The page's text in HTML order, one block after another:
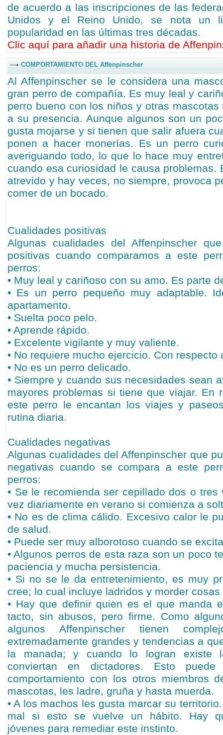
de acuerdo a las inscripciones de las
Unidos y el Reino Unido, se nota un
popularidad en las últimas tres décadas.
Clic aquí para añadir una historia de
COMPORTAMIENTO DEL Affenpinscher
Al Affenpinscher se le considera una
gran perro de compañía. Es muy leal y
perro bueno con los niños y otras
a su presencia. Aunque algunos son un
gusta mojarse y si tienen que salir afuera
ponen a hacer monerías. Es un perro
averiguando todo, lo que lo hace muy
cuando esa curiosidad le causa problemas.
atrevido y hay veces, no siempre, provoca
comer de un bocado.
Cualidades positivas
Algunas cualidades del Affenpinscher
positivas cuando comparamos a este
perros:
• Muy leal y cariñoso con su amo. Es parte
• Es un perro pequeño muy adaptable.
apartamento.
• Suelta poco pelo.
• Aprende rápido.
• Excelente vigilante y muy valiente.
• No requiere mucho ejercicio. Con respecto
• No es un perro delicado.
• Siempre y cuando sus necesidades sean
mayores problemas si tiene que viajar. En
este perro le encantan los viajes y
rutina diaria.
Cualidades negativas
Algunas cualidades del Affenpinscher que
negativas cuando se compara a este
perros:
• Se le recomienda ser cepillado dos o tres
vez diariamente en verano si comienza a
• No es de clima cálido. Excesivo calor le
de salud.
• Puede ser muy alborotoso cuando se
• Algunos perros de esta raza son un poco
paciencia y mucha persistencia.
• Si no se le da entretenimiento, es muy
cree; lo cual incluye ladridos y morder
• Hay que definir quien es el que manda
tacto, sin abusos, pero firme. Como
algunos Affenpinscher tienen
extremadamente grandes y tendencias a
la manada; y cuando lo logran existe
conviertan en dictadores. Esto
comportamiento con los otros miembros
mascotas, les ladre, gruña y hasta muerda.
• A los machos les gusta marcar su
mal si esto se vuelve un hábito. Hay
jóvenes para remediar este instinto.